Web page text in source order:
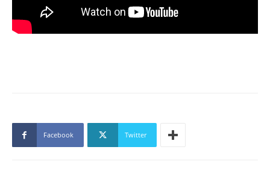
Facebook Twitter